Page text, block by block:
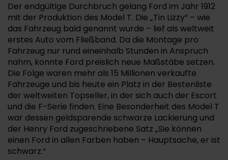
Der endgültige Durchbruch gelang Ford im Jahr 1912
mit der Produktion des Model T. Die „Tin Lizzy“ – wie
das Fahrzeug bald genannt wurde – lief als weltweit
erstes Auto vom Fließband. Da die Montage pro
Fahrzeug nur rund eineinhalb Stunden in Anspruch
nahm, konnte Ford preislich neue Maßstäbe setzen.
Die Folge waren mehr als 15 Millionen verkaufte
Fahrzeuge und bis heute ein Platz in der Bestenliste
der weltweiten Topseller, in der sich auch der Escort
und die F-Serie finden. Eine Besonderheit des Model T
war dessen geldsparende schwarze Lackierung und
der Henry Ford zugeschriebene Satz „Sie können
einen Ford in allen Farben haben – Hauptsache, er ist
schwarz.“